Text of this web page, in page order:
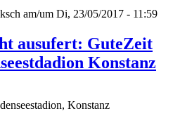
am/um Di, 23/05/2017 - 11:59
ausufert: GuteZeit
Konstanz
Konstanz